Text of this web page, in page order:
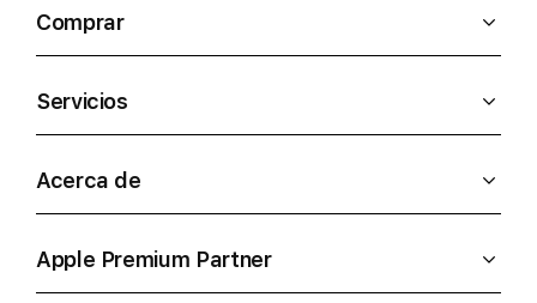
Comprar
Servicios
Acerca de
Apple Premium Partner